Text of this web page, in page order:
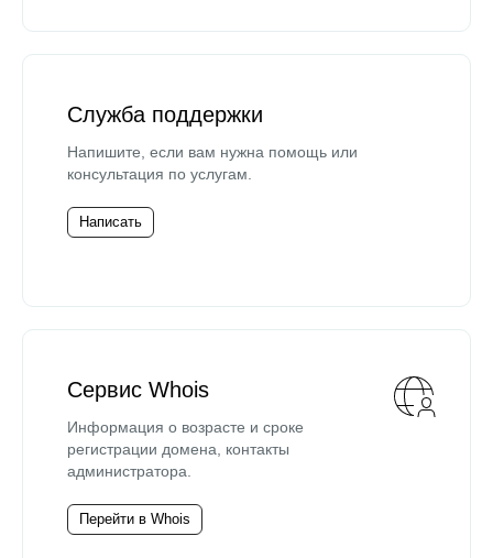
Служба поддержки
Напишите, если вам нужна помощь или
консультация по услугам.
Написать
Сервис Whois
Информация о возрасте и сроке
регистрации домена, контакты
администратора.
Перейти в Whois